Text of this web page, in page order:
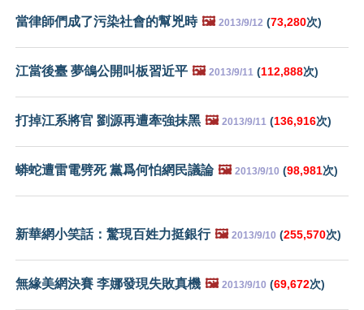
當律師們成了污染社會的幫兇時 🖼️ 2013/9/12 (73,280次)
江當後臺 夢鴿公開叫板習近平 🖼️ 2013/9/11 (112,888次)
打掉江系將官 劉源再遭牽強抹黑 🖼️ 2013/9/11 (136,916次)
蟒蛇遭雷電劈死 黨爲何怕網民議論 🖼️ 2013/9/10 (98,981次)
新華網小笑話：驚現百姓力挺銀行 🖼️ 2013/9/10 (255,570次)
無緣美網決賽 李娜發現失敗真機 🖼️ 2013/9/10 (69,672次)